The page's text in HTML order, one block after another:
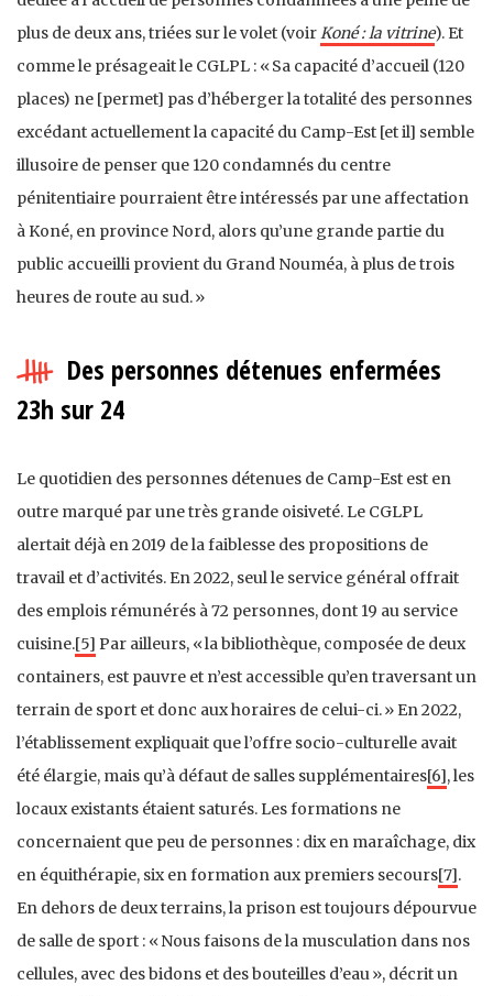
plus de deux ans, triées sur le volet (voirKoné : la vitrine). Et
comme le présageait le CGLPL : « Sa capacité d’accueil (120
places) ne [permet] pas d’héberger la totalité des personnes
excédant actuellement la capacité du Camp-Est [et il] semble
illusoire de penser que 120 condamnés du centre
pénitentiaire pourraient être intéressés par une affectation
à Koné, en province Nord, alors qu’une grande partie du
public accueilli provient du Grand Nouméa, à plus de trois
heures de route au sud. »
Des personnes détenues enfermées
23h sur 24
Le quotidien des personnes détenues de Camp-Est est en
outre marqué par une très grande oisiveté. Le CGLPL
alertait déjà en 2019 de la faiblesse des propositions de
travail et d’activités. En 2022, seul le service général offrait
des emplois rémunérés à 72 personnes, dont 19 au service
cuisine.[5] Par ailleurs, « la bibliothèque, composée de deux
containers, est pauvre et n’est accessible qu’en traversant un
terrain de sport et donc aux horaires de celui-ci. » En 2022,
l’établissement expliquait que l’offre socio-culturelle avait
été élargie, mais qu’à défaut de salles supplémentaires[6], les
locaux existants étaient saturés. Les formations ne
concernaient que peu de personnes : dix en maraîchage, dix
en équithérapie, six en formation aux premiers secours[7].
En dehors de deux terrains, la prison est toujours dépourvue
de salle de sport : « Nous faisons de la musculation dans nos
cellules, avec des bidons et des bouteilles d’eau », décrit un